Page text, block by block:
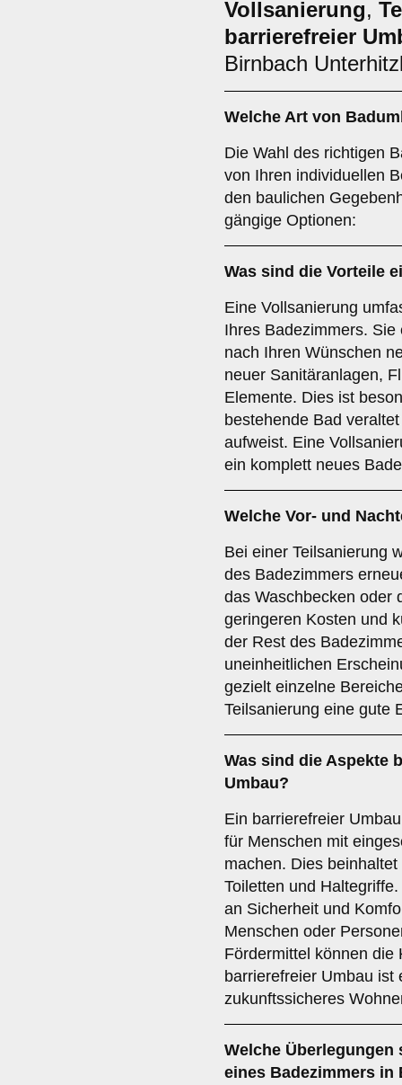
Vollsanierung,
barrierefreier
Birnbach
Welche Art von
Die Wahl des richtigen
von Ihren individuellen
den baulichen
gängige Optionen:
Was sind die Vorteile
Eine Vollsanierung
Ihres Badezimmers.
nach Ihren Wünschen
neuer Sanitäranlagen,
Elemente. Dies ist
bestehende Bad
aufweist. Eine
ein komplett neues
Welche Vor- und
Bei einer Teilsanierung
des Badezimmers
das Waschbecken oder
geringeren Kosten und
der Rest des
uneinheitlichen
gezielt einzelne
Teilsanierung eine gute
Was sind die Aspekte
Umbau?
Ein barrierefreier
für Menschen mit
machen. Dies
Toiletten und
an Sicherheit und
Menschen oder
Fördermittel können die
barrierefreier Umbau ist
zukunftssicheres
Welche
eines Badezimmers